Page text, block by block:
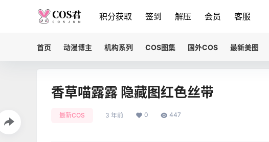
积分获取 签到 解压 会员 客服
首页 动漫博主 机构系列 COS图集 国外COS 最新美图
香草喵露露 隐藏图红色丝带
最新COS 3 年前 0 447